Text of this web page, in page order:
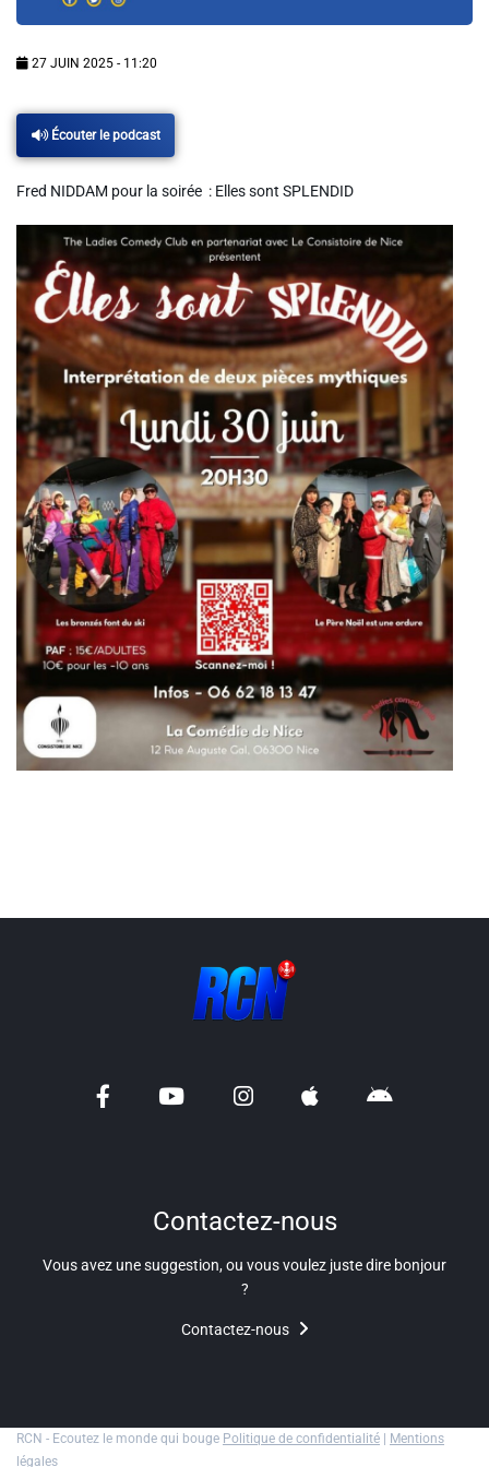
Info routes
Issa Nissa OGC Nice
MEDIAS
Photos
Vidéos / Clips
Ecrire à RCN
Liens utiles
Shabbat Project
Métropole Nice Côte d'Azur
Ville de Nice
Nice 24
CCAS NICE
27 JUIN 2025 - 11:20
Écouter le podcast
Fred NIDDAM pour la soirée : Elles sont SPLENDID
Contactez-nous
Vous avez une suggestion, ou vous voulez juste dire bonjour
?
Contactez-nous
RCN - Ecoutez le monde qui bouge Politique de confidentialité
Mentions
légales